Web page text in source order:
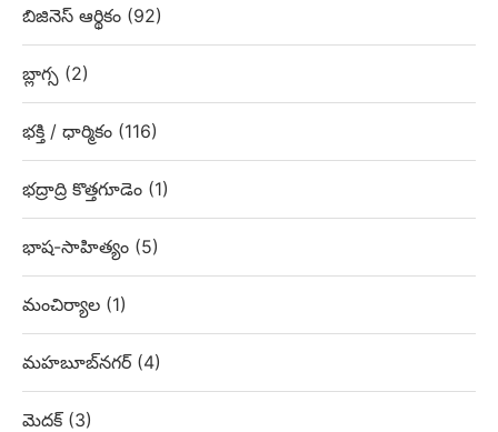
బిజినెస్ ఆర్థికం (92)
బ్లాగ్స (2)
భక్తి / ధార్మికం (116)
భద్రాద్రి కొత్తగూడెం (1)
భాష-సాహిత్యం (5)
మంచిర్యాల (1)
మహబూబ్‌నగర్ (4)
మెదక్ (3)